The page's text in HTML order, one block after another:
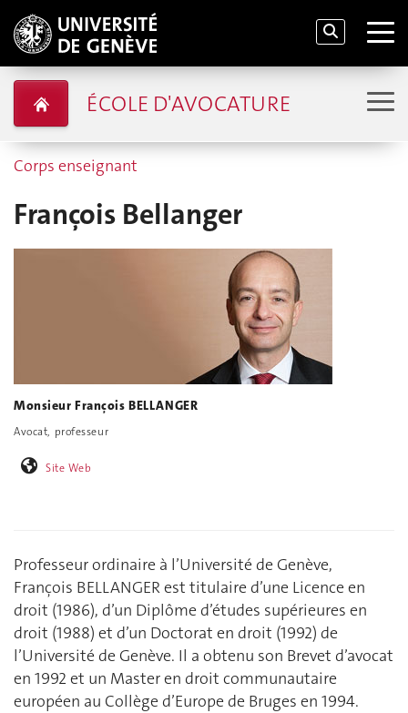
ÉCOLE D'AVOCATURE
Corps enseignant
François Bellanger
Monsieur François BELLANGER
Avocat, professeur
Site Web
Professeur ordinaire à l’Université de Genève,
François BELLANGER est titulaire d’une Licence en
droit (1986), d’un Diplôme d’études supérieures en
droit (1988) et d’un Doctorat en droit (1992) de
l’Université de Genève. Il a obtenu son Brevet d’avocat
en 1992 et un Master en droit communautaire
européen au Collège d’Europe de Bruges en 1994.